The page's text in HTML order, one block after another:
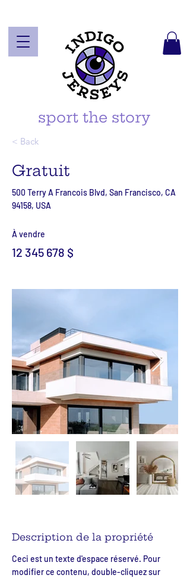
sport the story
< Back
Gratuit
500 Terry A Francois Blvd, San Francisco, CA
94158, USA
À vendre
12 345 678 $
Description de la propriété
Ceci est un texte d'espace réservé. Pour
modifier ce contenu, double-cliquez sur